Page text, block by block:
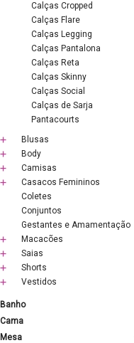
Calças Cropped
Calças Flare
Calças Legging
Calças Pantalona
Calças Reta
Calças Skinny
Calças Social
Calças de Sarja
Pantacourts
Blusas
Body
Camisas
Casacos Femininos
Coletes
Conjuntos
Gestantes e Amamentação
Macacões
Saias
Shorts
Vestidos
Banho
Cama
Mesa